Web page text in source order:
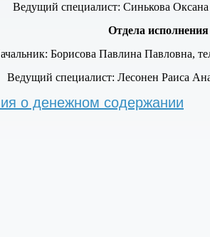
Ведущий специалист: Синькова
Отдела
Борисова Павлина Павловна,
Ведущий специалист: Лесонен Раиса
о денежном содержании